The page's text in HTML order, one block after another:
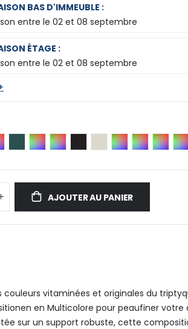
BAS D'IMMEUBLE :
entre le02 et 08 septembre
ÉTAGE :
entre le02 et 08 septembre
AJOUTER AU PANIER
couleurs vitaminées et originales du
en Multicolore pour peaufiner votre
sur un support robuste, cette